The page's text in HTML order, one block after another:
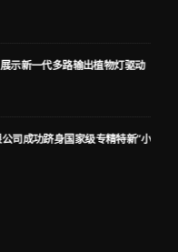
磅亮相，解锁大功率驱动新可
司成功跻身国家级专精特新“小